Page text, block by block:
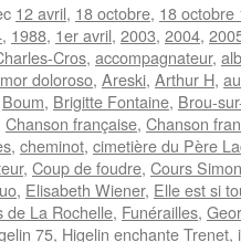
12 avril, 18 octobre, 18 octobre
, 1988, 1er avril, 2003, 2004,
Cros, accompagnateur,
doloroso, Areski, Arthur H,
Boum, Brigitte Fontaine, Brou-
Chanson française, Chanson
, cheminot, cimetière du Père
, Coup de foudre, Cours Simon
, Elisabeth Wiener, Elle est si
de La Rochelle, Funérailles,
75, Higelin enchante Trenet,